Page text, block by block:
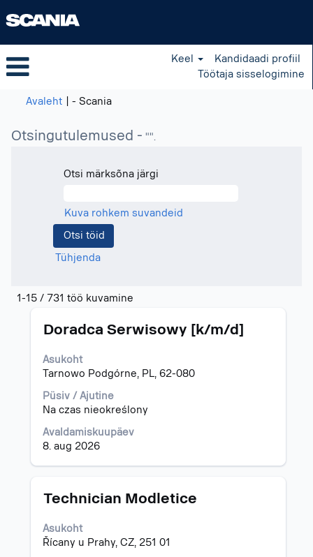
Keel
Kandidaadi profiil
Töötaja sisselogimine
Avaleht - Scania(praegune
Otsingutulemused - "".
Otsi märksõna järgi
Kuva rohkem suvandeid
Tühjenda
1-15 / 731 töö kuvamine
"".
731
kuvamine
navigeerimiseks
tabeldusklahvi.
töö
täisteabe
Ametinimetus
Doradca Serwisowy [k/m/d]
Asukoht
Tarnowo Podgórne, PL, 62-080
Püsiv / Ajutine
Na czas nieokreślony
Avaldamiskuupäev
8. aug 2026
Töö
täieliku
sisu
valige
tühikuklahviga.
Ametinimetus
Technician Modletice
Asukoht
Řícany u Prahy, CZ, 251 01
Töö
täieliku
sisu
kuvamiseks